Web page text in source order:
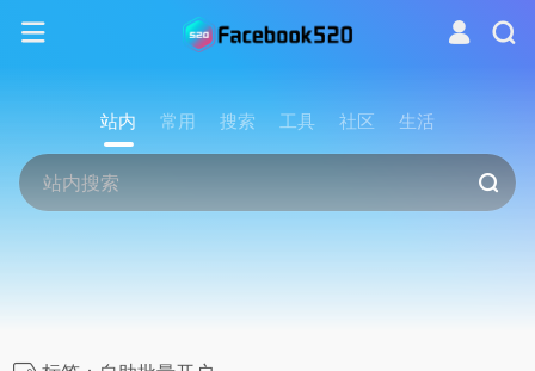
站内 常用 搜索 工具 社区 生活